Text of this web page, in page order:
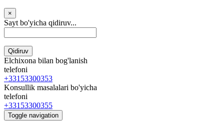
×
Sayt bo'yicha qidiruv...
Qidiruv
Elchixona bilan bog'lanish
telefoni
+33153300353
Konsullik masalalari bo'yicha
telefoni
+33153300355
Toggle navigation